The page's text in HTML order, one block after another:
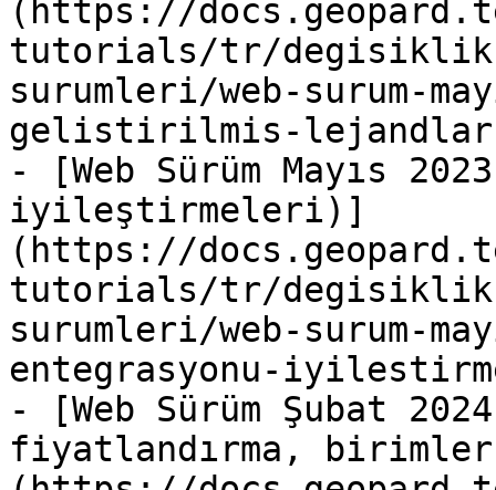
(https://
tutorials/tr/degisiklik-
surumleri/web-surum-
gelistirilmis-
- [Web Sürüm Mayıs
iyileştirmeleri)]
(https://
tutorials/tr/degisiklik-
surumleri/web-surum-
entegrasyonu-
- [Web Sürüm Şubat
fiyatlandırma,